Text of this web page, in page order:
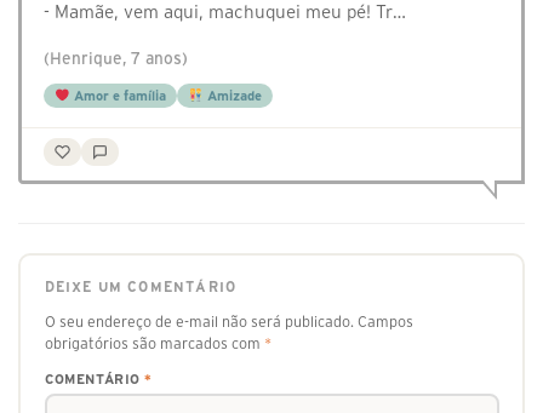
- Mamãe, vem aqui, machuquei meu pé! Tr…
(Henrique, 7 anos)
Amor e família Amizade
DEIXE UM COMENTÁRIO
O seu endereço de e-mail não será publicado. Campos
obrigatórios são marcados com *
COMENTÁRIO *